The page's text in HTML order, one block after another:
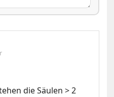
die Säulen > 2